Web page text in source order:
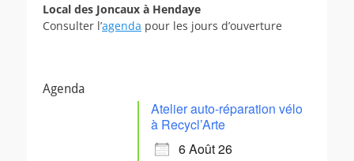
Local des Joncaux à Hendaye
Consulter l’agenda pour les jours d’ouverture
Agenda
Atelier auto-réparation vélo
à Recycl’Arte
6 Août 26